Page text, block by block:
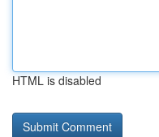
HTML is disabled